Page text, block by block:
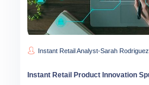
Instant Retail Analyst-Sarah Rodriguez